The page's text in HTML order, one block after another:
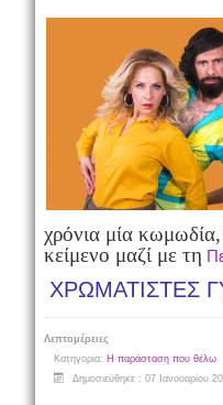
χρόνια μία
κείμενο μαζί με τη
ΧΡΩΜΑΤΙΣΤΕΣ
Λεπτομέρειες
Κατηγορία: Η παράσταση που θέλω
Δημοσιεύθηκε : 07 Ιανουαρίου